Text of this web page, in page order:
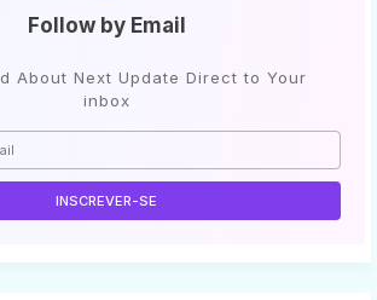
Follow by Email
About Next Update Direct to Your
inbox